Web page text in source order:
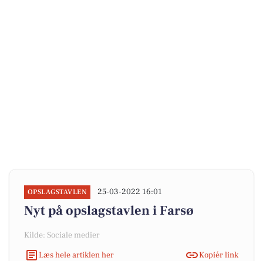
OPSLAGSTAVLEN 25-03-2022 16:01
Nyt på opslagstavlen i Farsø
Kilde: Sociale medier
Læs hele artiklen her
Kopiér link